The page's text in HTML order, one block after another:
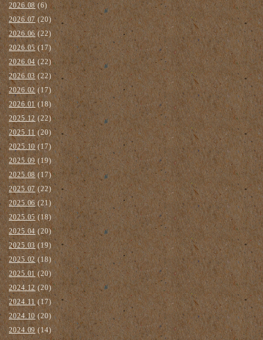
2026.08 (6)
2026.07(20)
2026.06(22)
2026.05(17)
2026.04 (22)
2026.03(22)
2026.02 (17)
2026.01(18)
2025.12 (22)
2025.11(20)
2025.10(17)
2025.09(19)
2025.08 (17)
2025.07(22)
2025.06(21)
2025.05(18)
2025.04 (20)
2025.03(19)
2025.02(18)
2025.01(20)
2024.12(20)
2024.11(17)
2024.10(20)
2024.09(14)